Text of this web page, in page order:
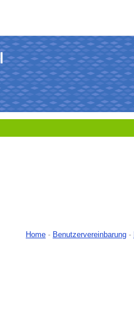
Home - Benutzervereinbarung -